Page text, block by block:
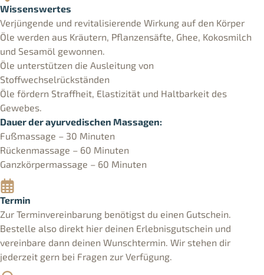
Wissenswertes
Verjüngende und revitalisierende Wirkung auf den Körper
Öle werden aus Kräutern, Pflanzensäfte, Ghee, Kokosmilch
und Sesamöl gewonnen.
Öle unterstützen die Ausleitung von
Stoffwechselrückständen
Öle fördern Straffheit, Elastizität und Haltbarkeit des
Gewebes.
Dauer der ayurvedischen Massagen:
Fußmassage – 30 Minuten
Rückenmassage – 60 Minuten
Ganzkörpermassage – 60 Minuten
Termin
Zur Terminvereinbarung benötigst du einen Gutschein.
Bestelle also direkt hier deinen Erlebnisgutschein und
vereinbare dann deinen Wunschtermin. Wir stehen dir
jederzeit gern bei Fragen zur Verfügung.